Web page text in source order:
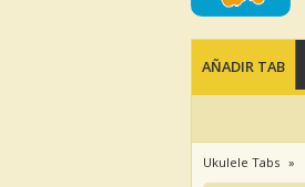
AÑADIR TAB
Ukulele Tabs